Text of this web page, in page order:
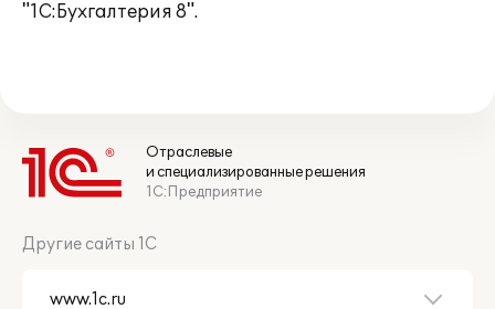
"1С:Бухгалтерия 8".
Отраслевые
и специализированные решения
1С:Предприятие
Другие сайты 1С